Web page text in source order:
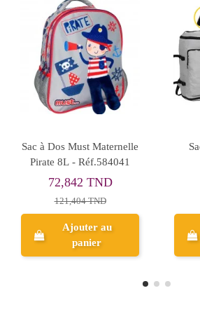
Team 2
Gris Uni -
Sac à Dos Astral Bleu
Marine - Réf.05194